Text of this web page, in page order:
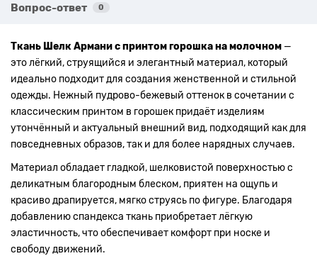
Вопрос-ответ 0
Ткань Шелк Армани с принтом горошка на молочном —
это лёгкий, струящийся и элегантный материал, который
идеально подходит для создания женственной и стильной
одежды. Нежный пудрово-бежевый оттенок в сочетании с
классическим принтом в горошек придаёт изделиям
утончённый и актуальный внешний вид, подходящий как для
повседневных образов, так и для более нарядных случаев.
Материал обладает гладкой, шелковистой поверхностью с
деликатным благородным блеском, приятен на ощупь и
красиво драпируется, мягко струясь по фигуре. Благодаря
добавлению спандекса ткань приобретает лёгкую
эластичность, что обеспечивает комфорт при носке и
свободу движений.